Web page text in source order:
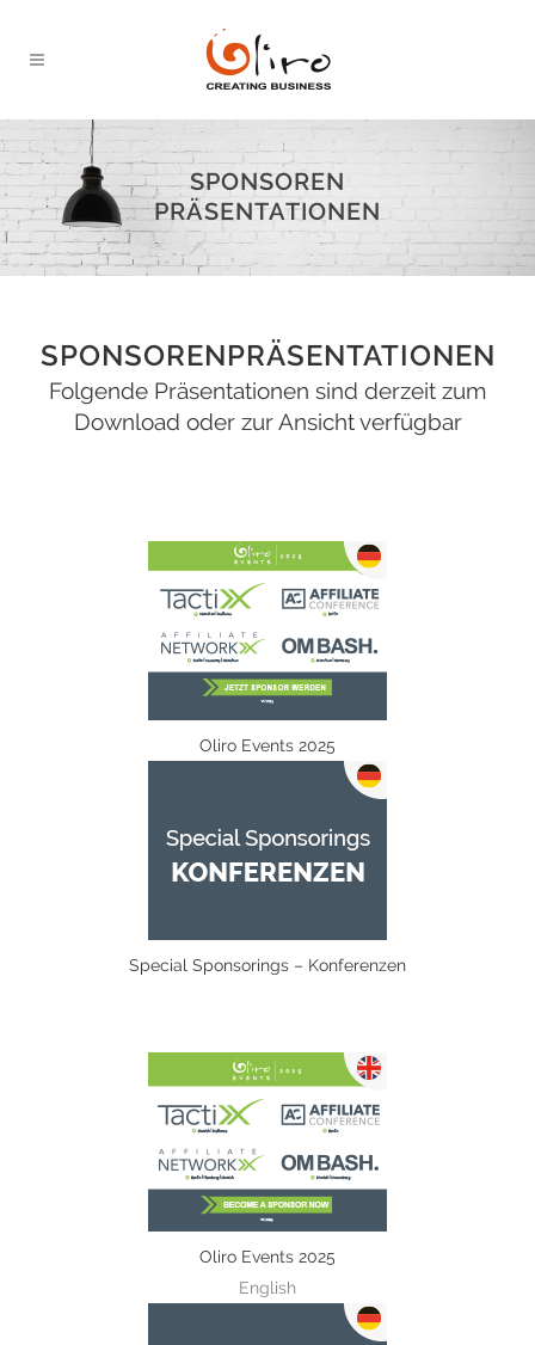
SPONSOREN
PRÄSENTATIONEN
SPONSORENPRÄSENTATIONEN
Folgende Präsentationen sind derzeit zum
Download oder zur Ansicht verfügbar
Oliro Events 2025
Special Sponsorings – Konferenzen
Oliro Events 2025
English